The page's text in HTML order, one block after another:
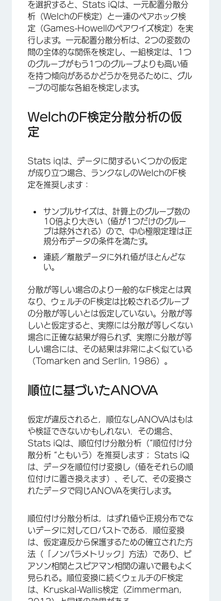
を選択すると、Stats iQは、一元配置分散分
析（WelchのF検定）と一連のペアホック検
定（Games-Howellのペアワイズ検定）を実
行します。一元配置分散分析は、2つの変数の
間の全体的な関係を検定し、一組検定は、1つ
のグループがもう1つのグループよりも高い値
を持つ傾向があるかどうかを見るために、グル
ープの可能な各組を検定します。
WelchのF検定分散分析の仮
定
Stats iqは、データに関するいくつかの仮定
が成り立つ場合、ランクなしのWelchのF検
定を推奨します：
サンプルサイズは、計算上のグループ数の
10倍より大きい（値が1つだけのグルー
プは除外される）ので、中心極限定理は正
規分布データの条件を満たす。
連続／離散データに外れ値がほとんどな
い。
分散が等しい場合のより一般的なF検定とは異
なり、ウェルチのF検定は比較されるグループ
の分散が等しいとは仮定していない。分散が等
しいと仮定すると、実際には分散が等しくない
場合に正確な結果が得られず、実際に分散が等
しい場合には、その結果は非常によく似ている
（Tomarken and Serlin, 1986）。
順位に基づいたANOVA
仮定が違反されると，順位なしANOVAはもは
や検証できないかもしれない．その場合、
Stats iQは、順位付け分散分析（”順位付け分
散分析 “ともいう）を推奨します； Stats iQ
は、データを順位付け変換し（値をそれらの順
位付けに置き換えます）、そして、その変換さ
れたデータで同じANOVAを実行します。
順位付け分散分析は，はずれ値や正規分布でな
いデータに対してロバストである．順位変換
は、仮定違反から保護するための確立された方
法（「ノンパラメトリック」方法）であり、ピ
アソン相関とスピアマン相関の違いで最もよく
見られる。順位変換に続くウェルチのF検定
は、Kruskal-Wallis検定（Zimmerman,